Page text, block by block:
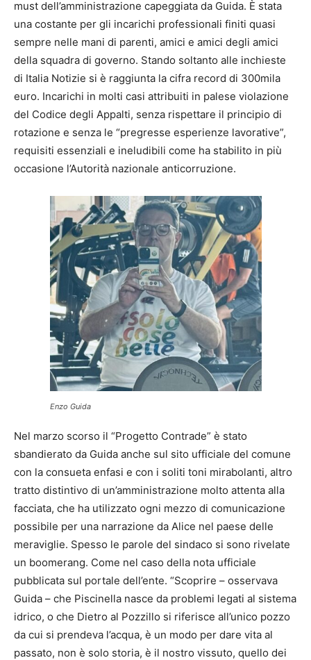
must dell’amministrazione capeggiata da Guida. È stata
una costante per gli incarichi professionali finiti quasi
sempre nelle mani di parenti, amici e amici degli amici
della squadra di governo. Stando soltanto alle inchieste
di Italia Notizie si è raggiunta la cifra record di 300mila
euro. Incarichi in molti casi attribuiti in palese violazione
del Codice degli Appalti, senza rispettare il principio di
rotazione e senza le “pregresse esperienze lavorative”,
requisiti essenziali e ineludibili come ha stabilito in più
occasione l’Autorità nazionale anticorruzione.
Enzo Guida
Nel marzo scorso il “Progetto Contrade” è stato
sbandierato da Guida anche sul sito ufficiale del comune
con la consueta enfasi e con i soliti toni mirabolanti, altro
tratto distintivo di un’amministrazione molto attenta alla
facciata, che ha utilizzato ogni mezzo di comunicazione
possibile per una narrazione da Alice nel paese delle
meraviglie. Spesso le parole del sindaco si sono rivelate
un boomerang. Come nel caso della nota ufficiale
pubblicata sul portale dell’ente. “Scoprire – osservava
Guida – che Piscinella nasce da problemi legati al sistema
idrico, o che Dietro al Pozzillo si riferisce all’unico pozzo
da cui si prendeva l’acqua, è un modo per dare vita al
passato, non è solo storia, è il nostro vissuto, quello dei